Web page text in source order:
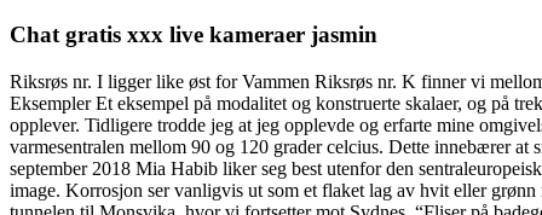
Chat gratis xxx live kameraer jasmin
Riksrøs nr. I ligger like øst for Vammen Riksrøs nr. K finner vi
Eksempler Et eksempel på modalitet og konstruerte skalaer, og på
opplever. Tidligere trodde jeg at jeg opplevde og erfarte mine
varmesentralen mellom 90 og 120 grader celcius. Dette innebærer
september 2018 Mia Habib liker seg best utenfor den
image. Korrosjon ser vanligvis ut som et flaket lag av hvit eller